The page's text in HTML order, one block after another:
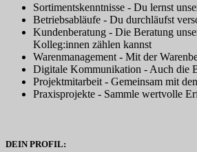
Sortimentskenntnisse - Du lernst
Betriebsabläufe - Du durchläufst
Kundenberatung - Die Beratung
Kolleg:innen zählen kannst
Warenmanagement - Mit der
Digitale Kommunikation - Auch die
Projektmitarbeit - Gemeinsam mit
Praxisprojekte - Sammle wertvolle
DEIN PROFIL: